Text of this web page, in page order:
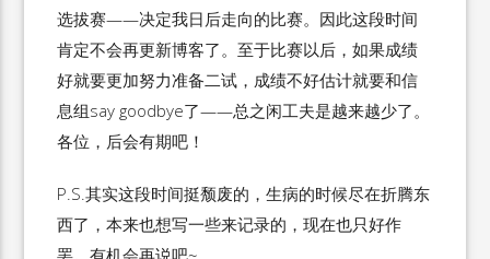
选拔赛——决定我日后走向的比赛。因此这段时间
肯定不会再更新博客了。至于比赛以后，如果成绩
好就要更加努力准备二试，成绩不好估计就要和信
息组say goodbye了——总之闲工夫是越来越少了。
各位，后会有期吧！
P.S.其实这段时间挺颓废的，生病的时候尽在折腾东
西了，本来也想写一些来记录的，现在也只好作
罢。有机会再说吧~